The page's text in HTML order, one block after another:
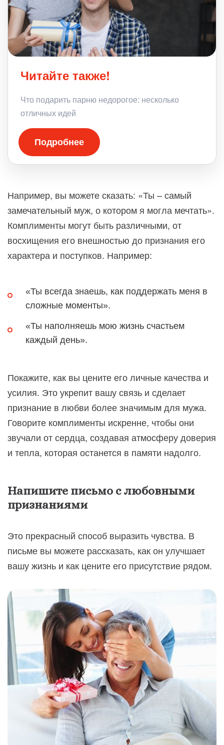
Читайте также!
Что подарить парню недорогое: несколько
отличных идей
Подробнее
Например, вы можете сказать: «Ты – самый
замечательный муж, о котором я могла мечтать».
Комплименты могут быть различными, от
восхищения его внешностью до признания его
характера и поступков. Например:
«Ты всегда знаешь, как поддержать меня в
сложные моменты».
«Ты наполняешь мою жизнь счастьем
каждый день».
Покажите, как вы цените его личные качества и
усилия. Это укрепит вашу связь и сделает
признание в любви более значимым для мужа.
Говорите комплименты искренне, чтобы они
звучали от сердца, создавая атмосферу доверия
и тепла, которая останется в памяти надолго.
Напишите письмо с любовными
признаниями
Это прекрасный способ выразить чувства. В
письме вы можете рассказать, как он улучшает
вашу жизнь и как цените его присутствие рядом.